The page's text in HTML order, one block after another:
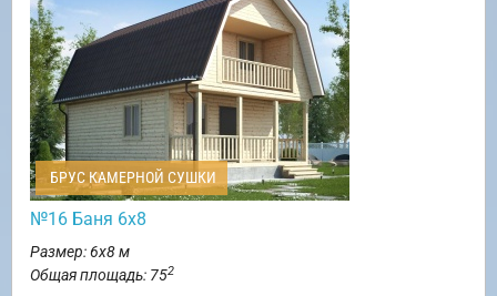
БРУС КАМЕРНОЙ СУШКИ
№16 Баня 6х8
Размер: 6х8 м
Общая площадь: 752